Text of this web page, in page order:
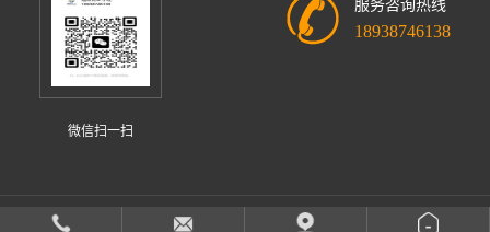
微信扫一扫
服务咨询热线
18938746138
中山市迪欣化工有限公司版权所有 Copyright (©) 2026